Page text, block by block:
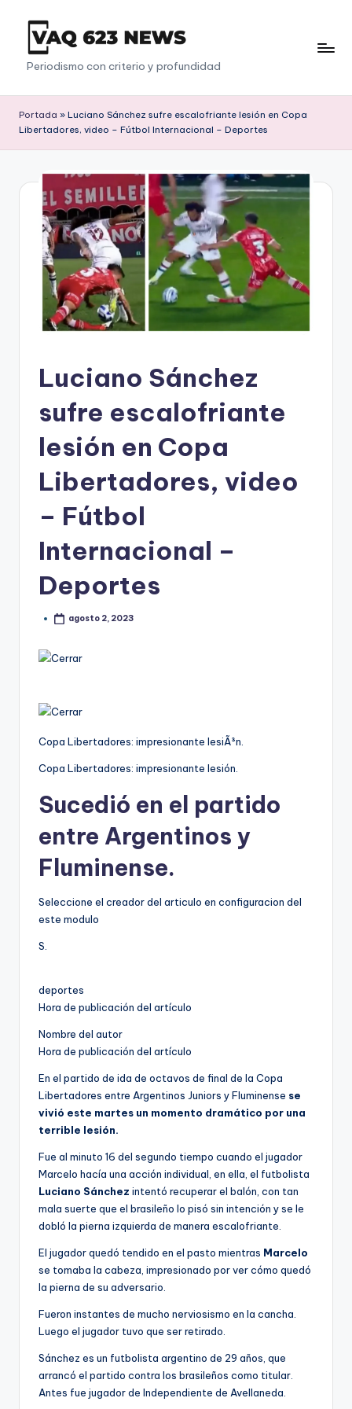
Saltar
contenido
V
a
q
6
Periodismo con criterio y profundidad
Portada » Luciano Sánchez sufre escalofriante lesión en Copa
Libertadores, video – Fútbol Internacional – Deportes
Luciano Sánchez
sufre escalofriante
lesión en Copa
Libertadores, video
– Fútbol
Internacional –
Deportes
agosto 2, 2023
Copa Libertadores: impresionante lesiÃ³n.
Copa Libertadores: impresionante lesión.
Sucedió en el partido
entre Argentinos y
Fluminense.
Seleccione el creador del articulo en configuracion del
este modulo
S.
deportes
Hora de publicación del artículo
Nombre del autor
Hora de publicación del artículo
En el partido de ida de octavos de final de la Copa
Libertadores entre Argentinos Juniors y Fluminense se
vivió este martes un momento dramático por una
terrible lesión.
Fue al minuto 16 del segundo tiempo cuando el jugador
Marcelo hacía una acción individual, en ella, el futbolista
Luciano Sánchez intentó recuperar el balón, con tan
mala suerte que el brasileño lo pisó sin intención y se le
dobló la pierna izquierda de manera escalofriante.
El jugador quedó tendido en el pasto mientras Marcelo
se tomaba la cabeza, impresionado por ver cómo quedó
la pierna de su adversario.
Fueron instantes de mucho nerviosismo en la cancha.
Luego el jugador tuvo que ser retirado.
Sánchez es un futbolista argentino de 29 años, que
arrancó el partido contra los brasileños como titular.
Antes fue jugador de Independiente de Avellaneda.